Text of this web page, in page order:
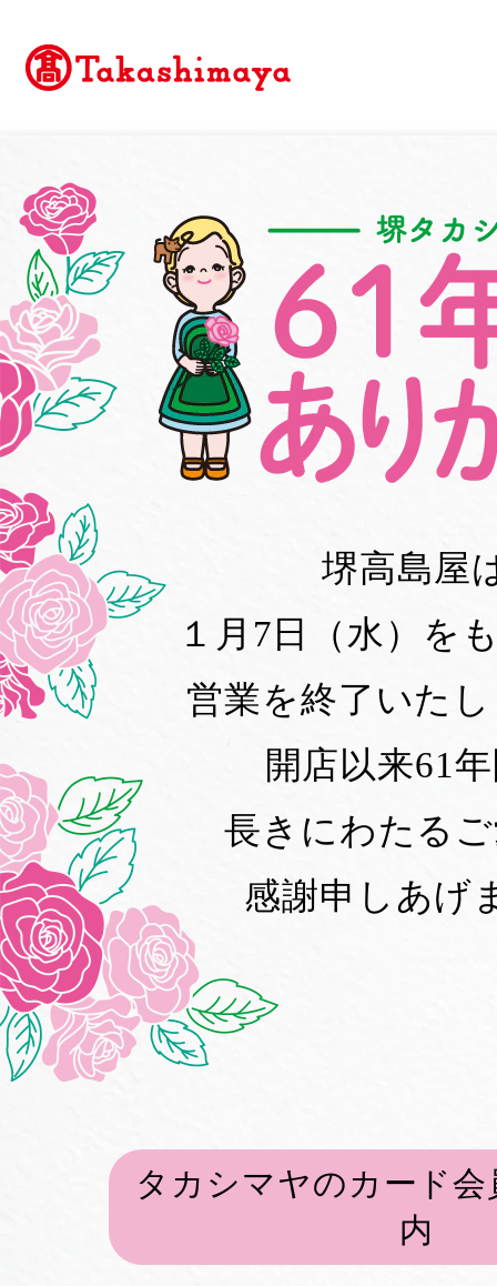
堺高島屋
１月7日（水）を
営業を終了いた
開店以来61
長きにわたる
感謝申しあげ
タカシマヤのカード
内